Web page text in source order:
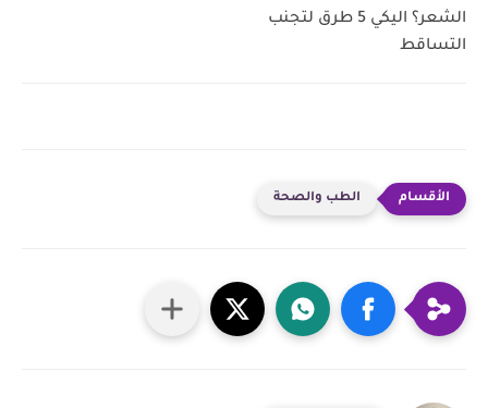
الشعر؟ اليكي 5 طرق لتجنب
التساقط
الطب والصحة